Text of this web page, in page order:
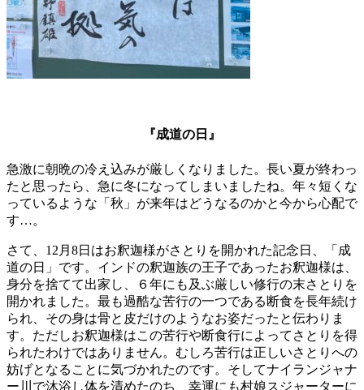
『成道の日』
急激に朝晩の冷え込みが厳しくなりました。長い夏が終わっ
たと思ったら、急に冬になってしまいましたね。年々短くな
っているような「秋」が来年はどうなるのかと今から心配で
す…。
さて、12月8日はお釈迦様がさとりを開かれた記念日、「成
道の日」です。インドの釈迦族の王子であったお釈迦様は、
身分を捨てて出家し、６年にも及ぶ厳しい修行の末さとりを
開かれました。最も過酷な苦行の一つである断食を長年続け
られ、その身は骨と皮だけのようなお姿だったと伝わりま
す。ただしお釈迦様はこの苦行や断食行によってさとりを得
られたわけではありません。むしろ苦行は正しいさとりへの
妨げとなることに気づかれたのです。そしてナイランジャナ
ー川で沐浴し体を清めたのち、幸運にも村娘スジャーターに